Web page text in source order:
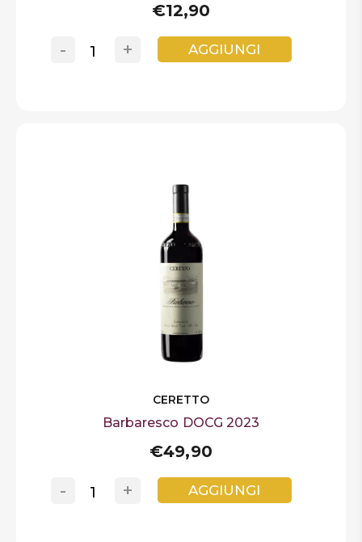
€12,90
+
- AGGIUNGI
CERETTO
Barbaresco DOCG 2023
€49,90
+
- AGGIUNGI